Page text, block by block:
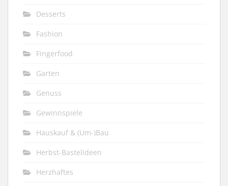
Desserts
Fashion
Fingerfood
Garten
Genuss
Gewinnspiele
Hauskauf & (Um-)Bau
Herbst-Bastelideen
Herzhaftes